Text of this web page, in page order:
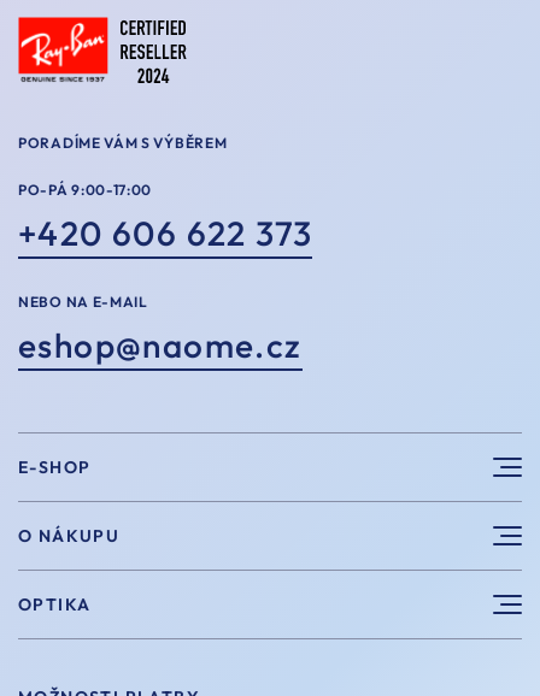
PORADÍME VÁM S VÝBĚREM
PO-PÁ 9:00-17:00
+420 606 622 373
NEBO NA E-MAIL
eshop@naome.cz
E-SHOP
Sluneční brýle
Sportovní brýle
Vintage brýle
O NÁKUPU
Velikosti
OPTIKA